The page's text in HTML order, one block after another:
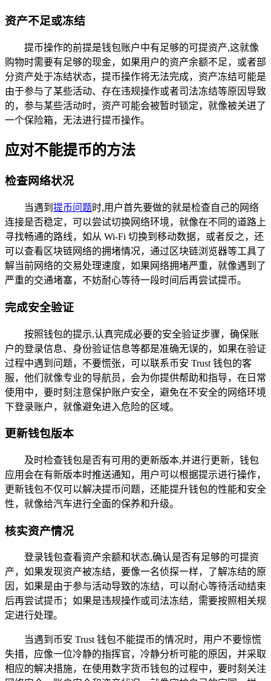
资产不足或冻结
提币操作的前提是钱包账户中有足够的可提资产,这就像
购物时需要有足够的现金，如果用户的资产余额不足，或者部
分资产处于冻结状态，提币操作将无法完成，资产冻结可能是
由于参与了某些活动、存在违规操作或者司法冻结等原因导致
的，参与某些活动时，资产可能会被暂时锁定，就像被关进了
一个保险箱，无法进行提币操作。
应对不能提币的方法
检查网络状况
当遇到 提币问题时,用户首先要做的就是检查自己的网络
连接是否稳定，可以尝试切换网络环境，就像在不同的道路上
寻找畅通的路线，如从 Wi-Fi 切换到移动数据，或者反之，还
可以查看区块链网络的拥堵情况，通过区块链浏览器等工具了
解当前网络的交易处理速度，如果网络拥堵严重，就像遇到了
严重的交通堵塞，不妨耐心等待一段时间后再尝试提币。
完成安全验证
按照钱包的提示,认真完成必要的安全验证步骤，确保账
户的登录信息、身份验证信息等都是准确无误的，如果在验证
过程中遇到问题，不要慌张，可以联系币安 Trust 钱包的客
服，他们就像专业的导航员，会为你提供帮助和指导，在日常
使用中，要时刻注意保护账户安全，避免在不安全的网络环境
下登录账户，就像避免进入危险的区域。
更新钱包版本
及时检查钱包是否有可用的更新版本,并进行更新，钱包
应用会在有新版本时推送通知，用户可以根据提示进行操作，
更新钱包不仅可以解决提币问题，还能提升钱包的性能和安全
性，就像给汽车进行全面的保养和升级。
核实资产情况
登录钱包查看资产余额和状态,确认是否有足够的可提资
产，如果发现资产被冻结，要像一名侦探一样，了解冻结的原
因，如果是由于参与活动导致的冻结，可以耐心等待活动结束
后再尝试提币；如果是违规操作或司法冻结，需要按照相关规
定进行处理。
当遇到币安 Trust 钱包不能提币的情况时，用户不要惊慌
失措，应像一位冷静的指挥官，冷静分析可能的原因，并采取
相应的解决措施，在使用数字货币钱包的过程中，要时刻关注